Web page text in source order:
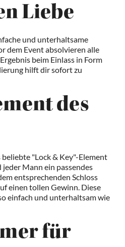
Liebe
und unterhaltsame
dem Event absolvieren alle
beim Einlass in Form
hilft dir sofort zu
des
"Lock & Key"-Element
Mann ein passendes
entsprechenden Schloss
einen tollen Gewinn. Diese
einfach und unterhaltsam wie
für